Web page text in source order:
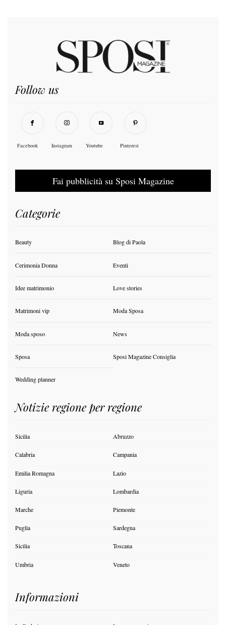
Follow us
Facebook Instagram Youtube Pinterest
Fai pubblicità su Sposi Magazine
Categorie
Beauty Blog di Paola
Cerimonia Donna Eventi
Idee matrimonio Love stories
Matrimoni vip Moda Sposa
Moda sposo News
Sposa Sposi Magazine Consiglia
Wedding planner
Notizie regione per regione
Sicilia Abruzzo
Calabria Campania
Emilia Romagna Lazio
Liguria Lombardia
Marche Piemonte
Puglia Sardegna
Sicilia Toscana
Umbria Veneto
Informazioni